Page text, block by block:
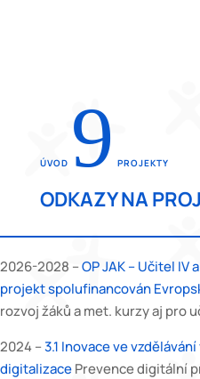
ÚVOD 9 PROJEKTY
ODKAZY NA
2026-2028 –OP JAK – Učitel IV
projekt spolufinancován
rozvoj žáků a met. kurzy aj pro
2024 –3.1 Inovace ve
digitalizacePrevence digitální